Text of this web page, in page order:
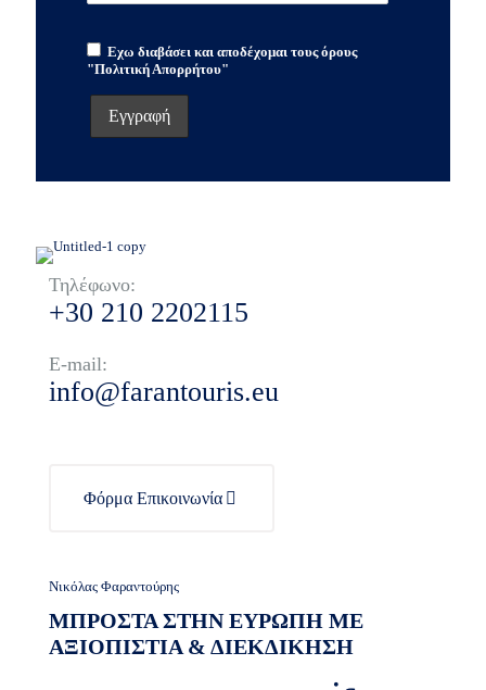
Εχω διαβάσει και αποδέχομαι τους όρους
"Πολιτική Απορρήτου"
Τηλέφωνο:
+30 210 2202115
E-mail:
info@farantouris.eu
Φόρμα Επικοινωνία
Νικόλας Φαραντούρης
ΜΠΡΟΣΤΑ ΣΤΗΝ ΕΥΡΩΠΗ ΜΕ
ΑΞΙΟΠΙΣΤΙΑ & ΔΙΕΚΔΙΚΗΣΗ